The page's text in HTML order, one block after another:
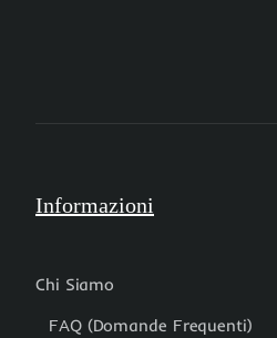
Informazioni
Chi Siamo
FAQ (Domande Frequenti)